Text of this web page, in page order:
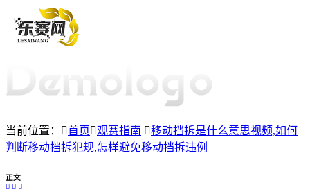
当前位置： 首页 观赛指南
移动挡拆是什么意思视频,如何
判断移动挡拆犯规,怎样避免移动挡拆违例
正文